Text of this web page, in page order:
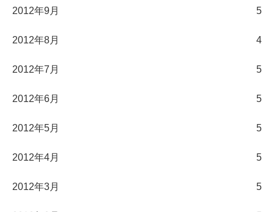
2012年9月 5
2012年8月 4
2012年7月 5
2012年6月 5
2012年5月 5
2012年4月 5
2012年3月 5